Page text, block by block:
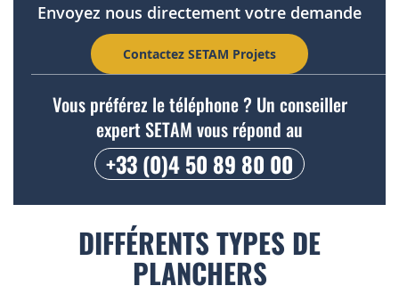
Envoyez nous directement votre demande
Contactez SETAM Projets
Vous préférez le téléphone ? Un conseiller
expert SETAM vous répond au
+33 (0)4 50 89 80 00
DIFFÉRENTS TYPES DE
PLANCHERS